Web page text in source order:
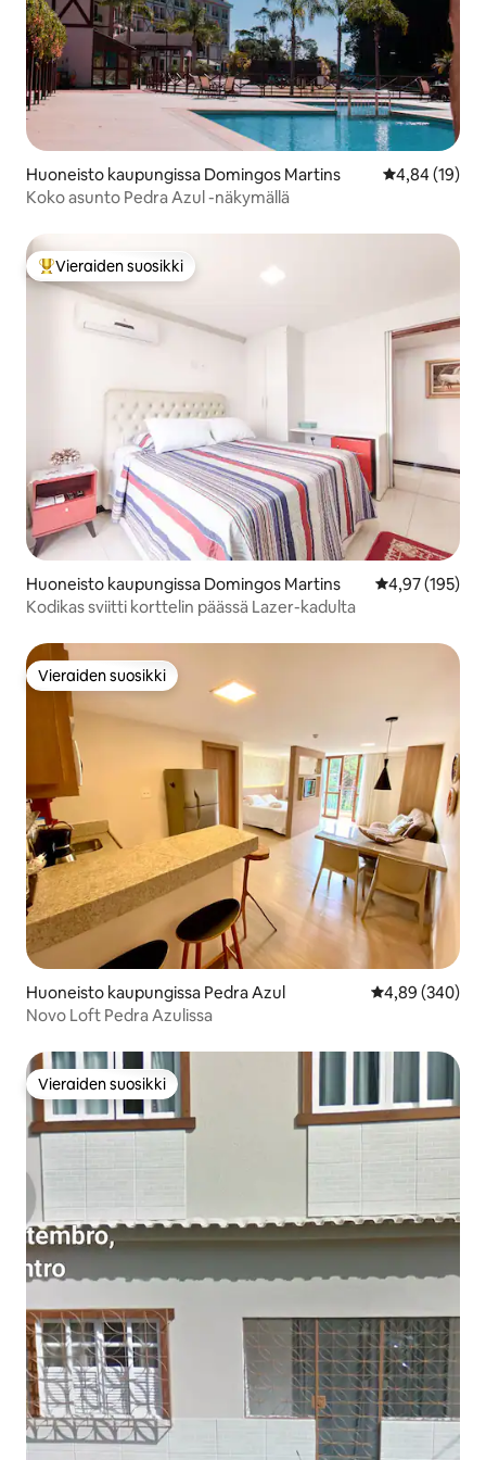
Huoneisto kaupungissa Domingos Martins
4,84 (19)
Koko asunto Pedra Azul -näkymällä
Vieraiden suosikkien parhaimmistoa
Vieraiden suosikki
Huoneisto kaupungissa Domingos Martins
4,97 (195)
Kodikas sviitti korttelin päässä Lazer-kadulta
Vieraiden suosikki
Vieraiden suosikki
Huoneisto kaupungissa Pedra Azul
4,89 (340)
Novo Loft Pedra Azulissa
Vieraiden suosikki
Vieraiden suosikki